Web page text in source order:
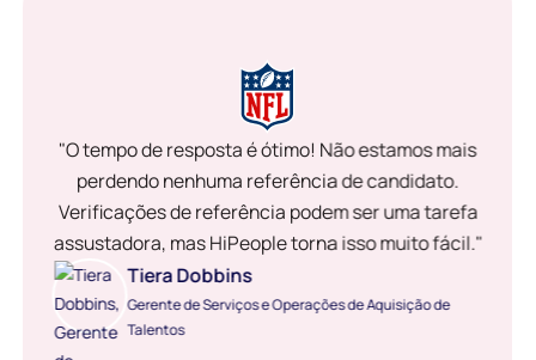
"O tempo de resposta é ótimo! Não estamos mais
perdendo nenhuma referência de candidato.
Verificações de referência podem ser uma tarefa
assustadora, mas HiPeople torna isso muito fácil."
Tiera Dobbins
Gerente de Serviços e Operações de Aquisição de
Talentos